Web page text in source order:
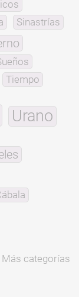
Sinastrías
Tiempo
Urano
Más categorías